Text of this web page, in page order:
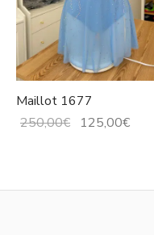
Maillot 1677
250,00€
El precio
125,00€